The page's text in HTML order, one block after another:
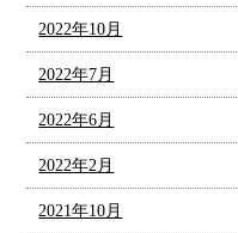
2022年10月
2022年7月
2022年6月
2022年2月
2021年10月